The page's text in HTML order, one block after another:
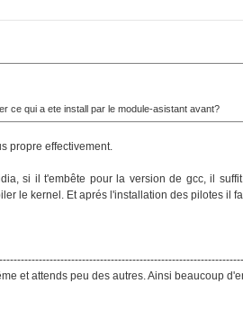
ce qui a ete install par le module-asistant avant?
propre effectivement.
si il t'embête pour la version de gcc, il
le kernel. Et aprés l'installation des pilotes il
et attends peu des autres. Ainsi beaucoup